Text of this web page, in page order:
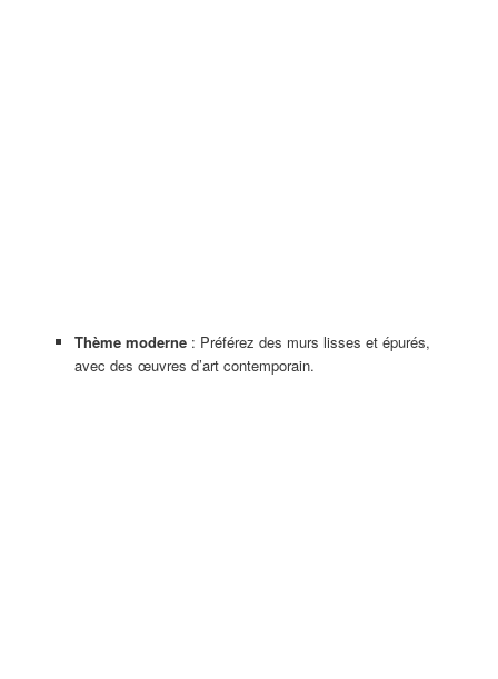
Thème moderne: Préférez des murs lisses et épurés,
avec des œuvres d’art contemporain.